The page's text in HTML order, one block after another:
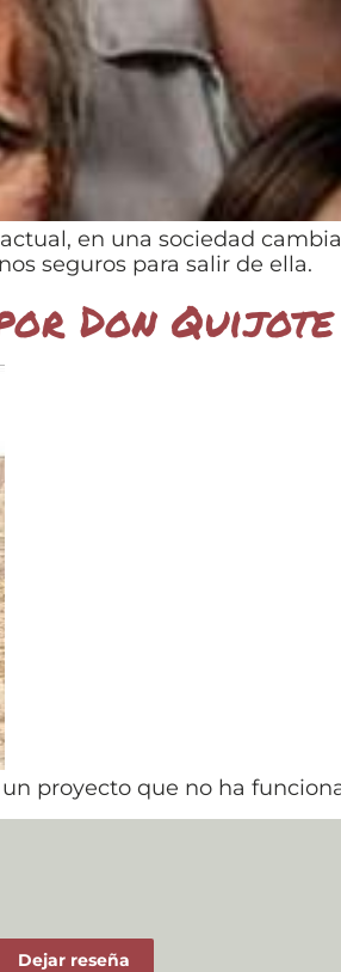
en una sociedad
seguros para salir de ella.
Don Quijote
proyecto que no ha
Dejar reseña